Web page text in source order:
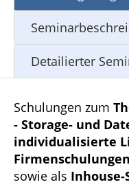
Detailierter
Schulungen zum
- Storage- und
individualisierte
Firmenschulungen
sowie als Inhouse-